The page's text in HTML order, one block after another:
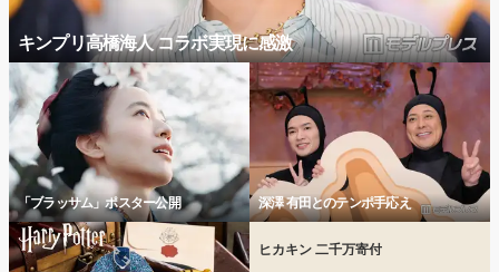
キンプリ高橋海人 コラボ実現に感激
「ブラッサム」ポスター公開 深澤 有田とのテンポ手応え
ヒカキン 二千万寄付